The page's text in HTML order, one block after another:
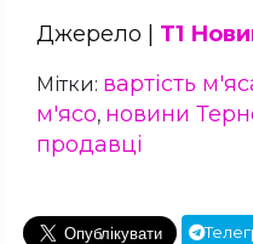
Джерело | Т1
Мітки: вартість
м'ясо, новини
продавці